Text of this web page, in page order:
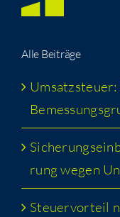
Alle Bei­trä­ge
rung wegen
Steu­er­vor­teil